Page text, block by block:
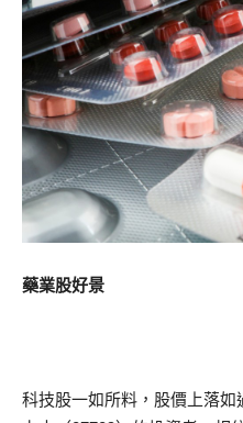
藥業股好景
科技股一如所料，股價上落